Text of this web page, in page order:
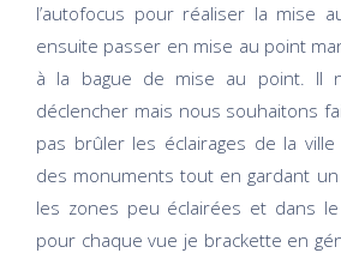
l’autofocus pour réaliser la mise
ensuite passer en mise au point
à la bague de mise au point. Il
déclencher mais nous souhaitons
pas brûler les éclairages de la
des monuments tout en gardant
les zones peu éclairées et dans
pour chaque vue je brackette en